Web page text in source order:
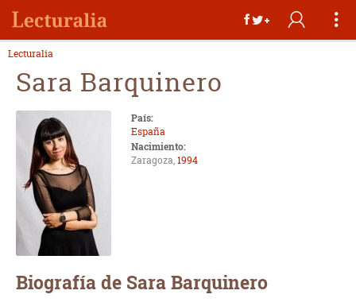
Lecturalia
Sara Barquinero
País:
España
Nacimiento:
Zaragoza,1994
Biografía de Sara Barquinero